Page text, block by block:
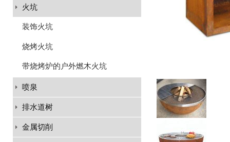
火坑
装饰火坑
烧烤火坑
带烧烤炉的户外燃木火坑
喷泉
排水道树
金属切削